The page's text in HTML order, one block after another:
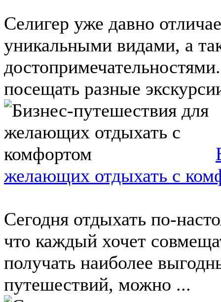
Селигер уже давно
уникальными видами, а
посещать разные
желающих отдыхать с
Сегодня отдыхать по-
что каждый хочет
получать наиболее
путешествий, можно ...